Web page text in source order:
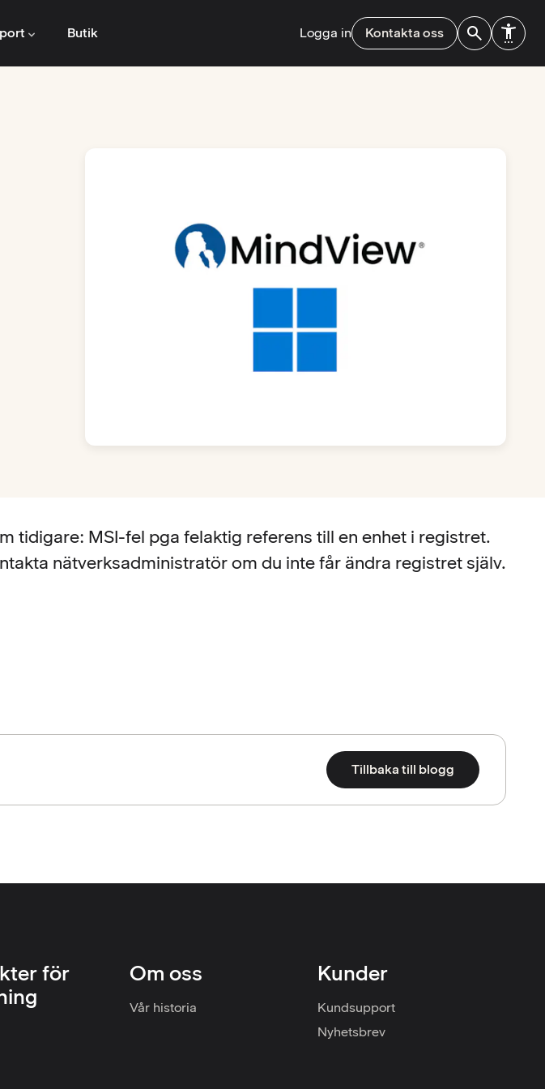
Butik Logga in Kontakta oss
tidigare: MSI-fel pga felaktig referens till en enhet i registret.
nätverksadministratör om du inte får ändra registret själv.
Tillbaka till blogg
för
Om oss
Vår historia
Kunder
Kundsupport
Nyhetsbrev